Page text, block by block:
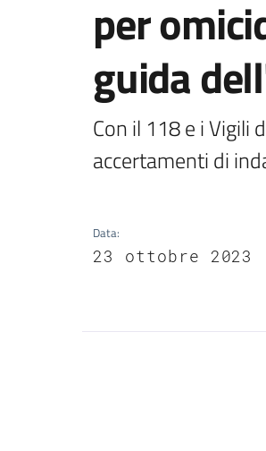
per
guida
Con il 118 e i Vigili
accertamenti di
Data:
23 ottobre 2023